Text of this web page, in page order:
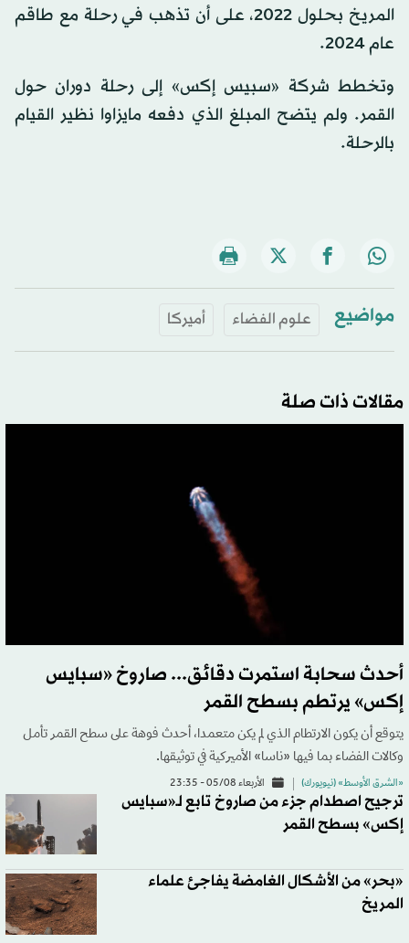
المريخ بحلول 2022، على أن تذهب في رحلة مع طاقم
عام 2024.
وتخطط شركة «سبيس إكس» إلى رحلة دوران حول
القمر. ولم يتضح المبلغ الذي دفعه مايزاوا نظير القيام
بالرحلة.
مواضيع علوم الفضاء أميركا
مقالات ذات صلة
أحدث سحابة استمرت دقائق... صاروخ «سبايس
إكس» يرتطم بسطح القمر
يتوقع أن يكون الارتطام الذي لم يكن متعمدا، أحدث فوهة على سطح القمر تأمل
وكالات الفضاء بما فيها «ناسا» الأميركية في توثيقها.
«الشرق الأوسط» (نيويورك) الأربعاء 05/08 - 23:35
ترجيح اصطدام جزء من صاروخ تابع لـ«سبايس
إكس» بسطح القمر
«بحر» من الأشكال الغامضة يفاجئ علماء
المريخ